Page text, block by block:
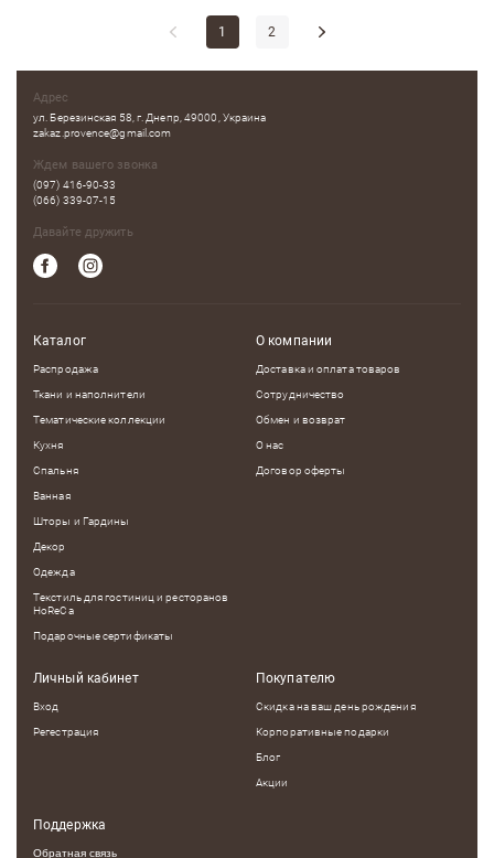
1 2
Адрес
ул. Березинская 58, г. Днепр, 49000, Украина
zakaz.provence@gmail.com
Ждем вашего звонка
(097) 416-90-33
(066) 339-07-15
Давайте дружить
Каталог
Распродажа
Ткани и наполнители
Тематические коллекции
Кухня
Спальня
Ванная
Шторы и Гардины
Декор
Одежда
Текстиль для гостиниц и ресторанов
HoReCa
Подарочные сертификаты
О компании
Доставка и оплата товаров
Сотрудничество
Обмен и возврат
О нас
Договор оферты
Личный кабинет
Вход
Регестрация
Покупателю
Скидка на ваш день рождения
Корпоративные подарки
Блог
Акции
Поддержка
Обратная связь